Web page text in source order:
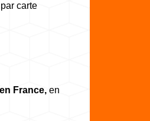
carte
France, en